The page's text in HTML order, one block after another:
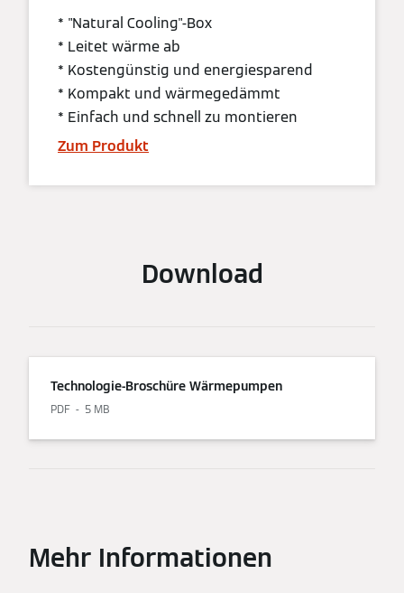
* "Natural Cooling"-Box
* Leitet wärme ab
* Kostengünstig und energiesparend
* Kompakt und wärmegedämmt
* Einfach und schnell zu montieren
Zum Produkt
Download
Technologie-Broschüre Wärmepumpen
PDF 5 MB
Mehr Informationen